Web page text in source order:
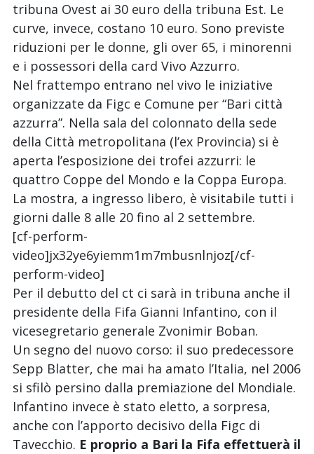
tribuna Ovest ai 30 euro della tribuna Est. Le
curve, invece, costano 10 euro. Sono previste
riduzioni per le donne, gli over 65, i minorenni
e i possessori della card Vivo Azzurro.
Nel frattempo entrano nel vivo le iniziative
organizzate da Figc e Comune per “Bari città
azzurra”. Nella sala del colonnato della sede
della Città metropolitana (l’ex Provincia) si è
aperta l’esposizione dei trofei azzurri: le
quattro Coppe del Mondo e la Coppa Europa.
La mostra, a ingresso libero, è visitabile tutti i
giorni dalle 8 alle 20 fino al 2 settembre.
[cf-perform-
video]jx32ye6yiemm1m7mbusnlnjoz[/cf-
perform-video]
Per il debutto del ct ci sarà in tribuna anche il
presidente della Fifa Gianni Infantino, con il
vicesegretario generale Zvonimir Boban.
Un segno del nuovo corso: il suo predecessore
Sepp Blatter, che mai ha amato l’Italia, nel 2006
si sfilò persino dalla premiazione del Mondiale.
Infantino invece è stato eletto, a sorpresa,
anche con l’apporto decisivo della Figc di
Tavecchio. E proprio a Bari la Fifa effettuerà il